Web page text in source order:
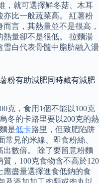
，就可選擇鮮冬菇、木耳
比一般蔬菜高。 紅薯粉
言，其熱量並不是很高，
熱量卻不是很低。 拉麵湯
雪白代表骨髓中脂肪融入湯
粉有助減肥同時藏有減肥
克，食用1個不能以100克
冬的卡路里要以200克的熱
是低卡路里，但致肥陷阱
見的米線、即食粉絲、
數倍。 除了要留意粉麵
，100克食物含不高於120
盡量選擇進食低鈉的食